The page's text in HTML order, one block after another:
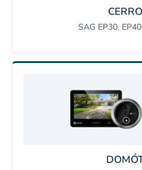
SAG EP30,